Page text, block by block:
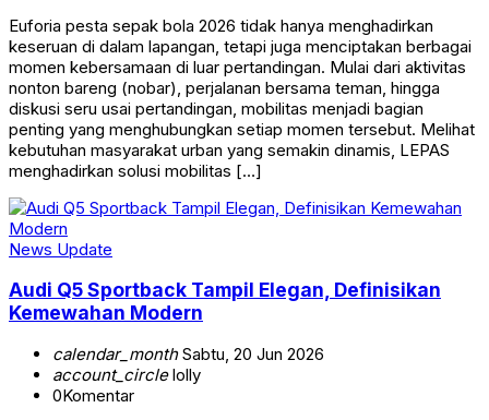
Euforia pesta sepak bola 2026 tidak hanya menghadirkan
keseruan di dalam lapangan, tetapi juga menciptakan berbagai
momen kebersamaan di luar pertandingan. Mulai dari aktivitas
nonton bareng (nobar), perjalanan bersama teman, hingga
diskusi seru usai pertandingan, mobilitas menjadi bagian
penting yang menghubungkan setiap momen tersebut. Melihat
kebutuhan masyarakat urban yang semakin dinamis, LEPAS
menghadirkan solusi mobilitas […]
News Update
Audi Q5 Sportback Tampil Elegan, Definisikan
Kemewahan Modern
calendar_monthSabtu, 20 Jun 2026
account_circlelolly
0Komentar